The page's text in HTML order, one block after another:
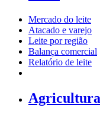
Mercado do leite
Atacado e varejo
Leite por região
Balança comercial
Relatório de leite
Agricultura